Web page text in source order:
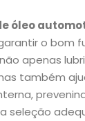
óleo
o bom
apenas
também
seleção